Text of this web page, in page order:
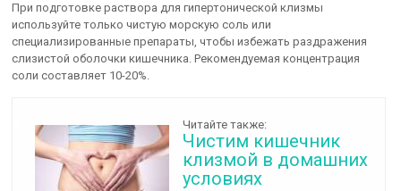
При подготовке раствора для гипертонической клизмы
используйте только чистую морскую соль или
специализированные препараты, чтобы избежать раздражения
слизистой оболочки кишечника. Рекомендуемая концентрация
соли составляет 10-20%.
Читайте также:
Чистим кишечник
клизмой в домашних
условиях